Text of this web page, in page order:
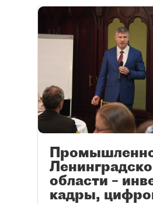
области –
кадры,